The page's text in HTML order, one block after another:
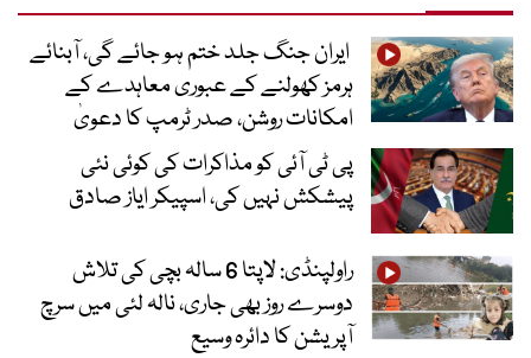
ایران جنگ جلد ختم ہو جائے گی، آبنائے
ہرمز کھولنے کے عبوری معاہدے کے
امکانات روشن، صدر ٹرمپ کا دعویٰ
پی ٹی آئی کو مذاکرات کی کوئی نئی
پیشکش نہیں کی، اسپیکر ایاز صادق
راولپنڈی: لاپتا 6 سالہ بچی کی تلاش
دوسرے روز بھی جاری، نالہ لئی میں سرچ
آپریشن کا دائرہ وسیع